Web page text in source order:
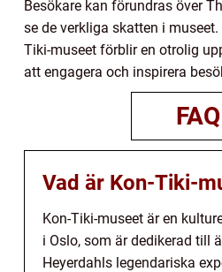
Besökare kan förundras över
se de verkliga skatten i
Tiki-museet förblir en otrolig
att engagera och inspirera
FAQ
Vad är Kon-Tiki-
Kon-Tiki-museet är en
i Oslo, som är dedikerad till
Heyerdahls legendariska